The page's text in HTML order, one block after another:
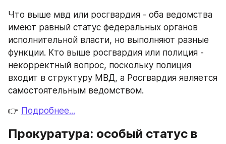
Что выше мвд или росгвардия - оба ведомства
имеют равный статус федеральных органов
исполнительной власти, но выполняют разные
функции. Кто выше росгвардия или полиция -
некорректный вопрос, поскольку полиция
входит в структуру МВД, а Росгвардия является
самостоятельным ведомством.
👉 Подробнее...
Прокуратура: особый статус в